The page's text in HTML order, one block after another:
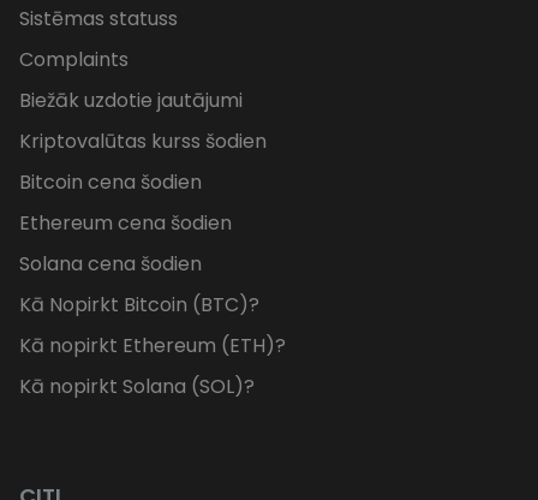
Sistēmas statuss
Complaints
Biežāk uzdotie jautājumi
Kriptovalūtas kurss šodien
Bitcoin cena šodien
Ethereum cena šodien
Solana cena šodien
Kā Nopirkt Bitcoin (BTC)?
Kā nopirkt Ethereum (ETH)?
Kā nopirkt Solana (SOL)?